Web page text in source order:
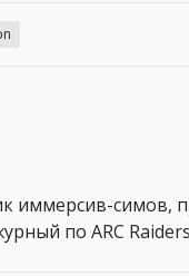
иммерсив-симов,
по ARC